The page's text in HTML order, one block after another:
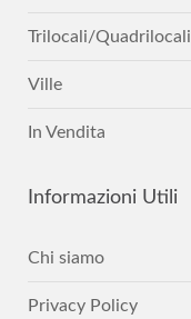
Trilocali/Quadrilocali
Ville
In Vendita
Informazioni Utili
Chi siamo
Privacy Policy